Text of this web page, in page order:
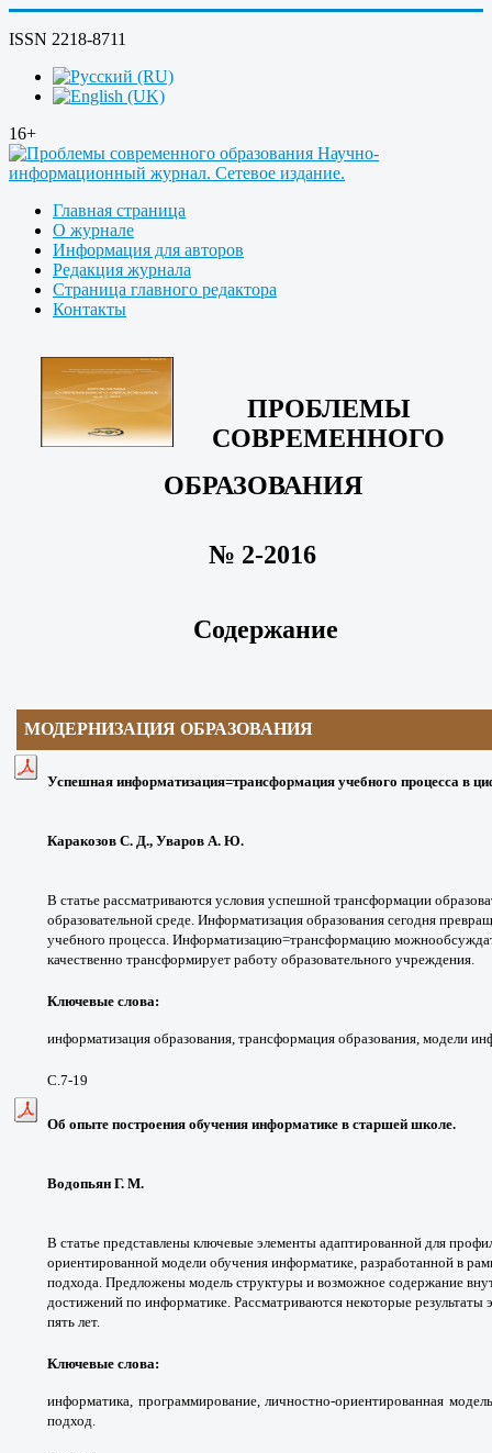
ISSN 2218-8711
16+
Главная страница
О журнале
Информация для авторов
Редакция журнала
Страница главного редактора
Контакты
ПРОБЛЕМЫ
СОВРЕМЕННОГО
ОБРАЗОВАНИЯ
№ 2-2016
Содержание
МОДЕРНИЗАЦИЯ ОБРАЗОВАНИЯ
Успешная информатизация=трансформация учебного процесса в
Каракозов С. Д., Уваров А. Ю.
В статье рассматриваются условия успешной трансформации
образовательной среде. Информатизация образования сегодня
учебного процесса. Информатизацию=трансформацию
качественно трансформирует работу образовательного учреждения.
Ключевые слова:
информатизация образования, трансформация образования, модели
С.7-19
Об опыте построения обучения информатике в старшей школе.
Водопьян Г. М.
В статье представлены ключевые элементы адаптированной для
ориентированной модели обучения информатике, разработанной в
подхода. Предложены модель структуры и возможное содержание
достижений по информатике. Рассматриваются некоторые результаты
пять лет.
Ключевые слова:
информатика, программирование, личностно-ориентированная
подход.